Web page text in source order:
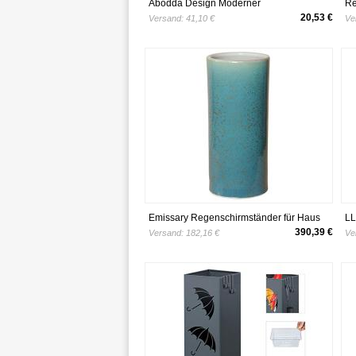
Abodda Design Moderner
Regenschirmständer 17.80 Tall weiß
Versand: 41,10 € 20,53 €
Emissary Regenschirmständer für Haus
und Garten 20 H Crystal Bronze
Versand: 182,16 € 390,39 €